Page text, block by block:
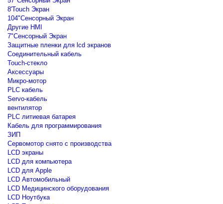
8'Touch Экран
104"Сенсорный Экран
Другие HMI
7"Сенсорный Экран
Защитные пленки для lcd экранов
Соединительный кабель
Touch-стекло
Аксессуары
Микро-мотор
PLC кабель
Servo-кабель
вентилятор
PLC литиевая батарея
Кабель для программирования
ЗИП
Сервомотор снято с производства
LCD экраны
LCD для компьютера
LCD для Apple
LCD Автомобильный
LCD Медицинского оборудования
LCD Ноутбука